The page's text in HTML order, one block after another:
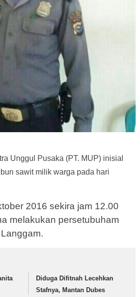
Unggul Pusaka (PT. MUP) inisial
sawit milik warga pada hari
2016 sekira jam 12.00
melakukan persetubuham
Diduga Difitnah Lecehkan
Stafnya, Mantan Dubes